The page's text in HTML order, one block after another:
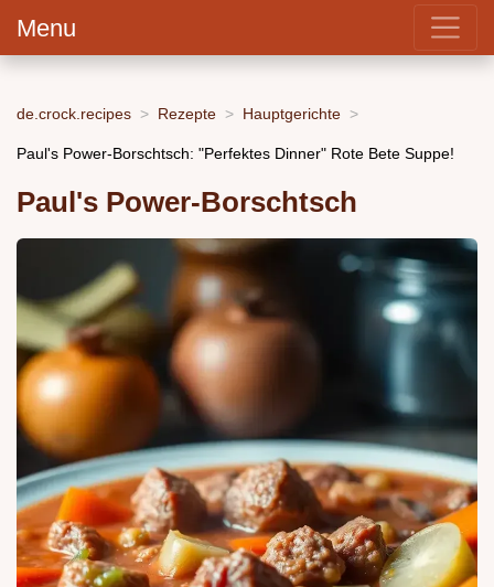
Menu
de.crock.recipes Rezepte Hauptgerichte
Paul's Power-Borschtsch: "Perfektes Dinner" Rote Bete Suppe!
Paul's Power-Borschtsch